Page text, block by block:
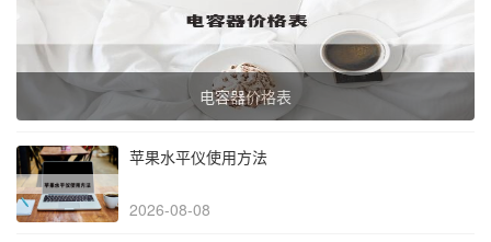
电容器价格表
苹果水平仪使用方法
2026-08-08